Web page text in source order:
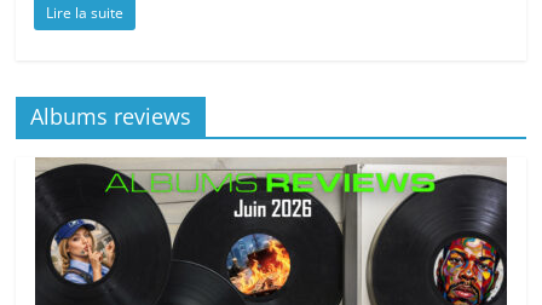
Lire la suite
Albums reviews